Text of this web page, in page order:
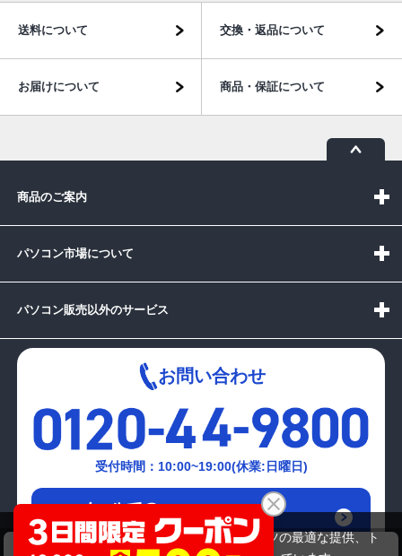
DT)NEC MK32MEZDF
送料について 交換・返品について
お届けについて 商品・保証について
商品のご案内
パソコン市場について
パソコン販売以外のサービス
お問い合わせ
受付時間：10:00~19:00(休業:日曜日)
メールでの
お問い合わせはこちら
当サイトでは利用体験の向上およびコンテンツの最適な提供、ト